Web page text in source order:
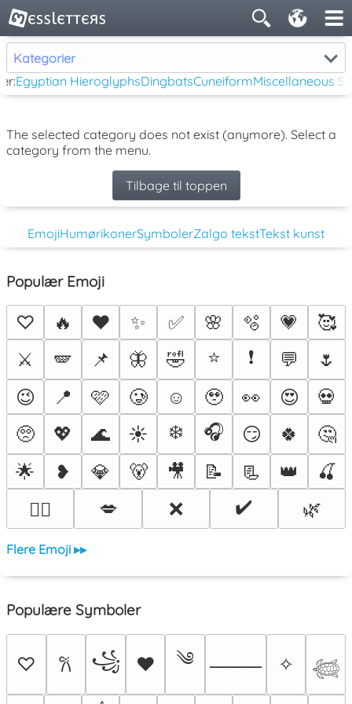
Kategorier
Egyptian HieroglyphsDingbatsCuneiformMiscellaneous
The selected category does not exist (anymore). Select a
category from the menu.
Tilbage til toppen
EmojiHumørikonerSymbolerZalgo tekstTekst kunst
Populær Emoji
♡ 🔥 ❤️ ✨ ✅ 🌸 🫧 💗
🥰
⚔️
🪽 📌 🦋 🤣 ⭐ ❗ 💬
🌷
😉
📍 🩷 🥲 ☺️ 🥹 👀 😍
💀
🥺
💖 🌊 ☀️ ❄️ 🎧 😏 🍀
🤔
🌟
❥ 💎 🐻 🎥 📝 📃 👑
🍒
❤️‍🔥
💋 ❌ ✔️ 🌿
Flere Emoji ▸▸
Populære Symboler
♡ 𐙚 ꧁ ♥ ༄ ⸻ ✧
𓆉